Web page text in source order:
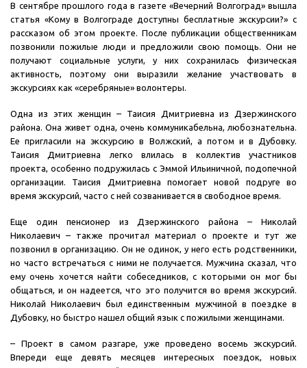
В сентябре прошлого года в газете «Вечерний Волгоград» вышла
статья «Кому в Волгограде доступны бесплатные экскурсии?» с
рассказом об этом проекте. После публикации общественникам
позвонили пожилые люди и предложили свою помощь. Они не
получают социальные услуги, у них сохранилась физическая
активность, поэтому они выразили желание участвовать в
экскурсиях как «серебряные» волонтеры.
Одна из этих женщин – Таисия Дмитриевна из Дзержинского
района. Она живет одна, очень коммуникабельна, любознательна.
Ее пригласили на экскурсию в Волжский, а потом и в Дубовку.
Таисия Дмитриевна легко влилась в коллектив участников
проекта, особенно подружилась с Эммой Ильиничной, подопечной
организации. Таисия Дмитриевна помогает новой подруге во
время экскурсий, часто с ней созванивается в свободное время.
Еще один пенсионер из Дзержинского района – Николай
Николаевич – также прочитал материал о проекте и тут же
позвонил в организацию. Он не одинок, у него есть родственники,
но часто встречаться с ними не получается. Мужчина сказал, что
ему очень хочется найти собеседников, с которыми он мог бы
общаться, и он надеется, что это получится во время экскурсий.
Николай Николаевич был единственным мужчиной в поездке в
Дубовку, но быстро нашел общий язык с пожилыми женщинами.
– Проект в самом разгаре, уже проведено восемь экскурсий.
Впереди еще девять месяцев интересных поездок, новых